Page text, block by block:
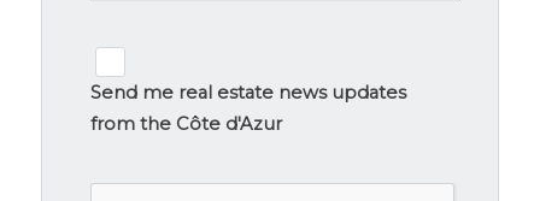
Newsletter
signup
Send me real estate news updates
from the Côte d'Azur